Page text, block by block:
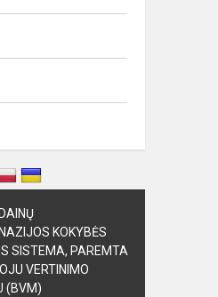
KOKYBĖS
SISTEMA, PAREMTA
VERTINIMO
(BVM)